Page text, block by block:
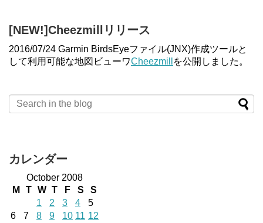
[NEW!]Cheezmillリリース
2016/07/24 Garmin BirdsEyeファイル(JNX)作成ツールと
して利用可能な地図ビューワCheezmill を公開しました。
カレンダー
October 2008
M
T W T F S
S
1
2 3 4
5
6
7 8 9 10 11 12